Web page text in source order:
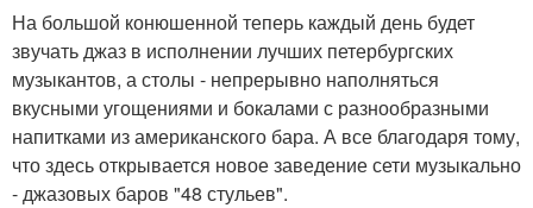
На большой конюшенной теперь каждый день будет
звучать джаз в исполнении лучших петербургских
музыкантов, а столы - непрерывно наполняться
вкусными угощениями и бокалами с разнообразными
напитками из американского бара. А все благодаря тому,
что здесь открывается новое заведение сети музыкально
- джазовых баров "48 стульев".